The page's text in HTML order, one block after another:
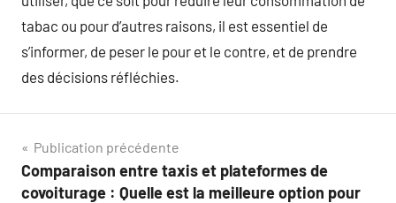
tabac ou pour d’autres raisons, il est essentiel de
s’informer, de peser le pour et le contre, et de prendre
des décisions réfléchies.
Navigation
de
Publication précédente
Comparaison entre taxis et plateformes de
covoiturage : Quelle est la meilleure option pour